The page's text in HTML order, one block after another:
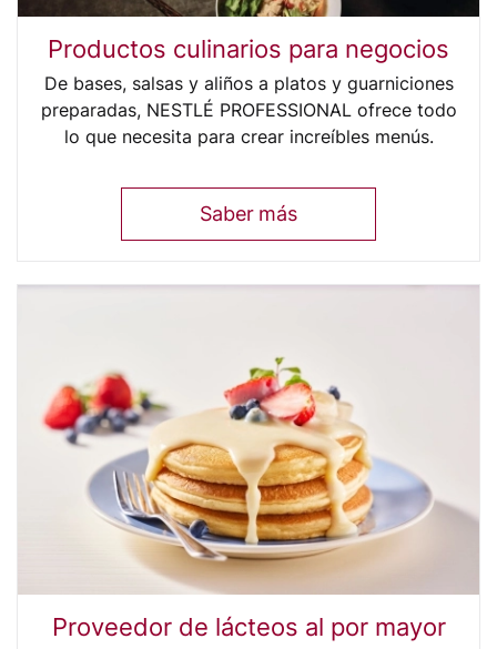
Productos culinarios para negocios
De bases, salsas y aliños a platos y guarniciones
preparadas, NESTLÉ PROFESSIONAL ofrece todo
lo que necesita para crear increíbles menús.
Saber más
Proveedor de lácteos al por mayor